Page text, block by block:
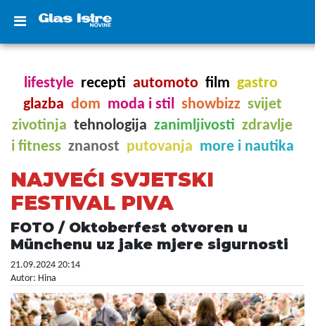
lifestyle recepti automoto film gastro
glazba dom moda i stil showbizz svijet
zivotinja tehnologija zanimljivosti zdravlje
i fitness znanost putovanja more i nautika
NAJVEĆI SVJETSKI
FESTIVAL PIVA
FOTO / Oktoberfest otvoren u
Münchenu uz jake mjere sigurnosti
21.09.2024 20:14
Autor: Hina